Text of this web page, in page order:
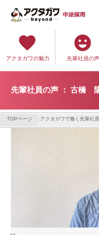
favorite
アクタガワの魅力
emoji_emotions
先輩社員の声
先輩社員の声 ： 古橋
TOPページ アクタガワで働く先輩社